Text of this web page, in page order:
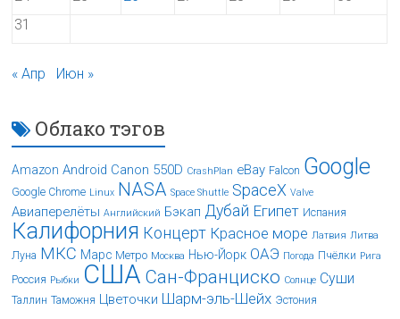
31
« Апр Июн »
Облако тэгов
Amazon Android Canon 550D CrashPlan eBay Falcon Google
Google Chrome Linux NASA Space Shuttle SpaceX Valve
Авиаперелёты Английский Бэкап Дубай Египет Испания
Калифорния Концерт Красное море Латвия Литва
Луна МКС Марс Метро Москва Нью-Йорк ОАЭ Погода Пчёлки Рига
Россия Рыбки США Сан-Франциско Солнце Суши
Таллин Таможня Цветочки Шарм-эль-Шейх Эстония